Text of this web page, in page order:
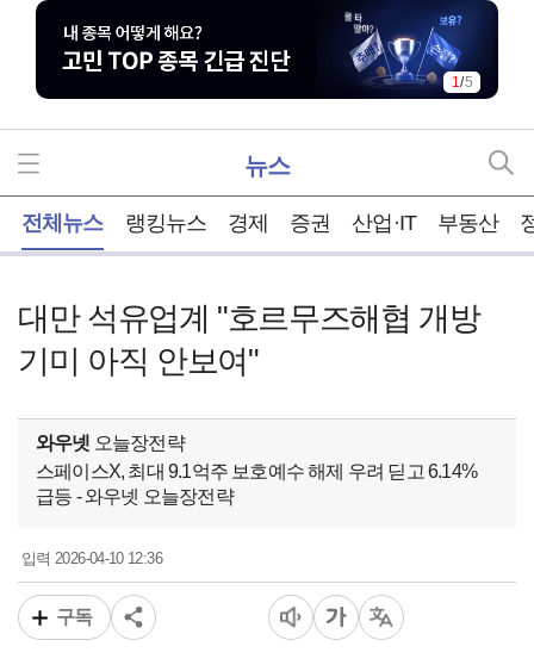
1/5
뉴스
전체뉴스 랭킹뉴스 경제 증권 산업·IT 부동산
대만 석유업계 "호르무즈해협 개방
기미 아직 안보여"
와우넷 오늘장전략
스페이스X, 최대 9.1억주 보호예수 해제 우려 딛고 6.14%
급등 - 와우넷 오늘장전략
입력2026-04-10 12:36
구독